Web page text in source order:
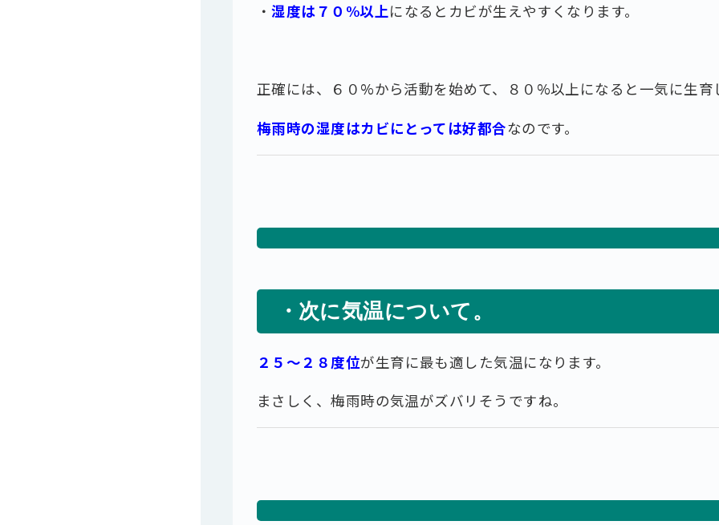
・湿度は７０%以上になるとカビが生えやすくなります。
正確には、６０%から活動を始めて、８０%以上になると一気に生育
梅雨時の湿度はカビにとっては好都合なのです。
・次に気温について。
２５～２８度位が生育に最も適した気温になります。
まさしく、梅雨時の気温がズバリそうですね。